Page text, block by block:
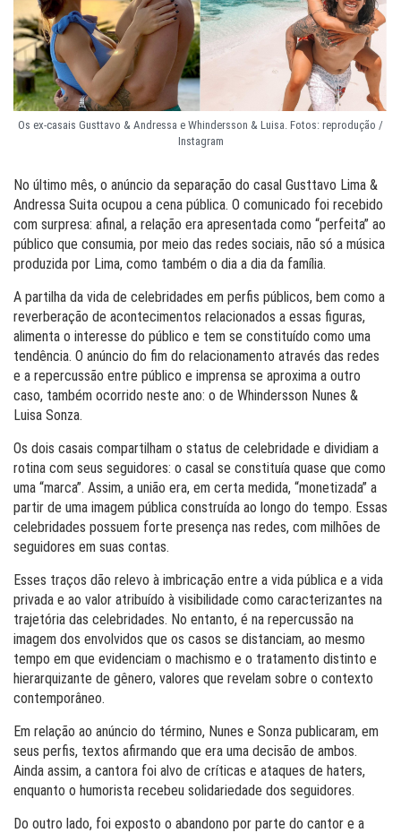
Os ex-casais Gusttavo & Andressa e Whindersson & Luisa. Fotos: reprodução /
Instagram
No último mês, o anúncio da separação do casal Gusttavo Lima &
Andressa Suita ocupou a cena pública. O comunicado foi recebido
com surpresa: afinal, a relação era apresentada como “perfeita” ao
público que consumia, por meio das redes sociais, não só a música
produzida por Lima, como também o dia a dia da família.
A partilha da vida de celebridades em perfis públicos, bem como a
reverberação de acontecimentos relacionados a essas figuras,
alimenta o interesse do público e tem se constituído como uma
tendência. O anúncio do fim do relacionamento através das redes
e a repercussão entre público e imprensa se aproxima a outro
caso, também ocorrido neste ano: o de Whindersson Nunes &
Luisa Sonza.
Os dois casais compartilham o status de celebridade e dividiam a
rotina com seus seguidores: o casal se constituía quase que como
uma “marca”. Assim, a união era, em certa medida, “monetizada” a
partir de uma imagem pública construída ao longo do tempo. Essas
celebridades possuem forte presença nas redes, com milhões de
seguidores em suas contas.
Esses traços dão relevo à imbricação entre a vida pública e a vida
privada e ao valor atribuído à visibilidade como caracterizantes na
trajetória das celebridades. No entanto, é na repercussão na
imagem dos envolvidos que os casos se distanciam, ao mesmo
tempo em que evidenciam o machismo e o tratamento distinto e
hierarquizante de gênero, valores que revelam sobre o contexto
contemporâneo.
Em relação ao anúncio do término, Nunes e Sonza publicaram, em
seus perfis, textos afirmando que era uma decisão de ambos.
Ainda assim, a cantora foi alvo de críticas e ataques de haters,
enquanto o humorista recebeu solidariedade dos seguidores.
Do outro lado, foi exposto o abandono por parte do cantor e a